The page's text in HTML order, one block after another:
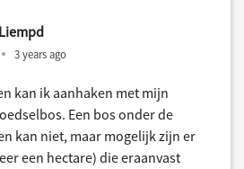
3 years ago
kan ik aanhaken met mijn
Een bos onder de
kan niet, maar mogelijk zijn er
een hectare) die eraanvast